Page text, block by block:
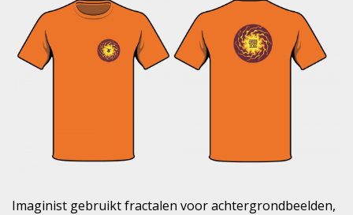
Imaginist gebruikt fractalen voor achtergrondbeelden,